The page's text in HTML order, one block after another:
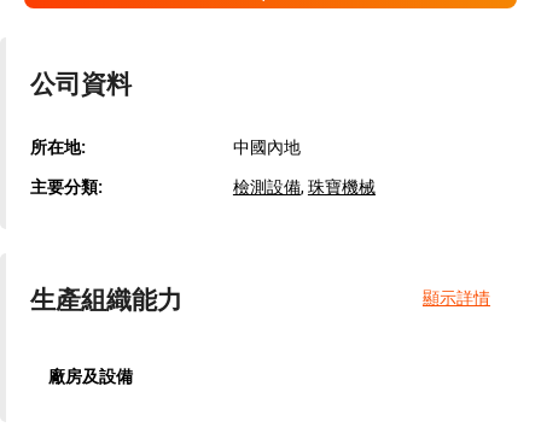
公司資料
所在地: 中國內地
主要分類: 檢測設備, 珠寶機械
生產組織能力 顯示詳情
廠房及設備